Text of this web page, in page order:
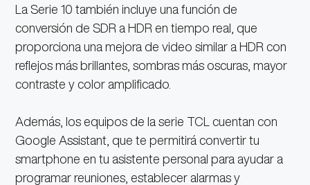
La Serie 10 también incluye una función de
conversión de SDR a HDR en tiempo real, que
proporciona una mejora de video similar a HDR con
reflejos más brillantes, sombras más oscuras, mayor
contraste y color amplificado.
Además, los equipos de la serie TCL cuentan con
Google Assistant, que te permitirá convertir tu
smartphone en tu asistente personal para ayudar a
programar reuniones, establecer alarmas y